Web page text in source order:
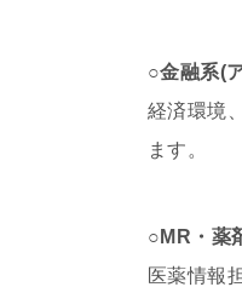
○金融系(
経済環境
ます。
○MR・薬
医薬情報